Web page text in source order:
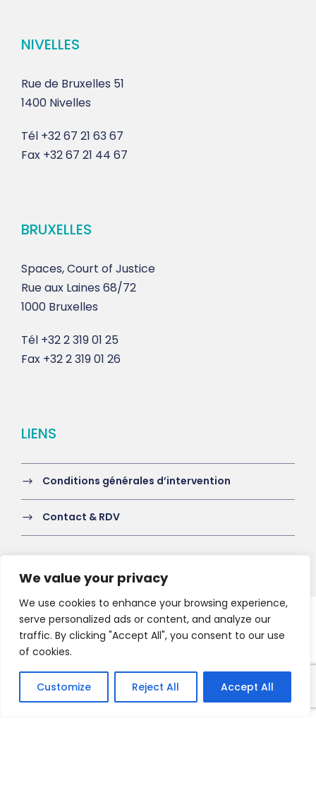
We value your privacy
We use cookies to enhance your browsing experience,
serve personalized ads or content, and analyze our
traffic. By clicking "Accept All", you consent to our use
of cookies.
Customize Reject All Accept All
NIVELLES
Rue de Bruxelles 51
1400 Nivelles
Tél +32 67 21 63 67
Fax +32 67 21 44 67
BRUXELLES
Spaces, Court of Justice
Rue aux Laines 68/72
1000 Bruxelles
Tél +32 2 319 01 25
Fax +32 2 319 01 26
LIENS
Conditions générales d’intervention
Contact & RDV
Copyright 2021 HV-A, All Right Reserved